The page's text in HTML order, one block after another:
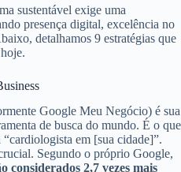
sustentável exige uma
presença digital, excelência no
detalhamos 9 estratégias que
Google Meu Negócio) é sua
de busca do mundo. É o que
em [sua cidade]”.
Segundo o próprio Google,
considerados 2,7 vezes mais